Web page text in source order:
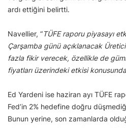
ardı ettiğini belirtti.
Navellier, “TÜFE raporu piyasayı
Çarşamba günü açıklanacak
fazla fikir verecek, özellikle de
fiyatları üzerindeki etkisi konusunda
Ed Yardeni ise haziran ayı TÜFE
Fed’in 2% hedefine doğru
Bunun yerine, son zamanlarda